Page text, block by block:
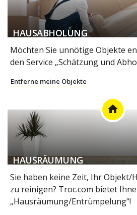
HAUSABHOLUNG
Möchten Sie unnötige Objekte
den Service „Schätzung und
Entferne meine Objekte
home
HAUSRÄUMUNG
Sie haben keine Zeit, Ihr Objekt/
zu reinigen? Troc.com bietet
„Hausräumung/Entrümpelung“!